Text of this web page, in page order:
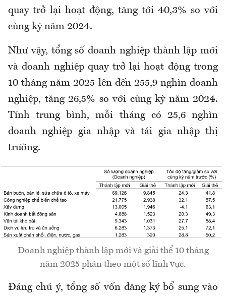
quay trở lại hoạt động, tăng tới 40,3% so với
cùng kỳ năm 2024.
Như vậy, tổng số doanh nghiệp thành lập mới
và doanh nghiệp quay trở lại hoạt động trong
10 tháng năm 2025 lên đến 255,9 nghìn doanh
nghiệp, tăng 26,5% so với cùng kỳ năm 2024.
Tính trung bình, mỗi tháng có 25,6 nghìn
doanh nghiệp gia nhập và tái gia nhập thị
trường.
Doanh nghiệp thành lập mới và giải thể 10 tháng
năm 2025 phân theo một số lĩnh vực.
Đáng chú ý, tổng số vốn đăng ký bổ sung vào